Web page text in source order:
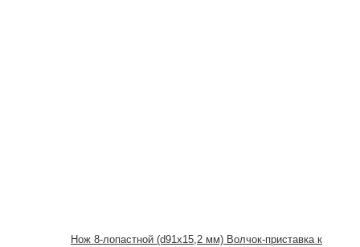
Нож 8-лопастной (d91х15,2 мм) Волчок-приставка к